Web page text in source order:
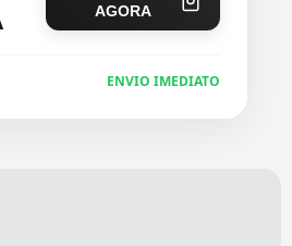
AGORA
ENVIO IMEDIATO